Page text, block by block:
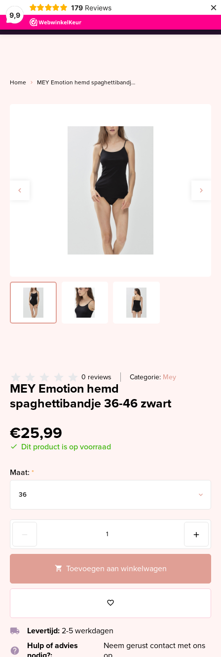
9,9
179 Reviews ×
menu
Home MEY Emotion hemd spaghettibandje 36-46 zwart
0 reviews Categorie: Mey
MEY Emotion hemd
spaghettibandje 36-46 zwart
€25,99
Dit product is op voorraad
Maat: *
Toevoegen aan winkelwagen
local_shipping Levertijd: 2-5 werkdagen
help
Hulp of advies
Neem gerust contact met ons